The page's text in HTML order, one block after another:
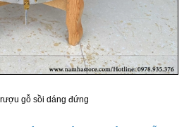
gỗ sồi dáng đứng